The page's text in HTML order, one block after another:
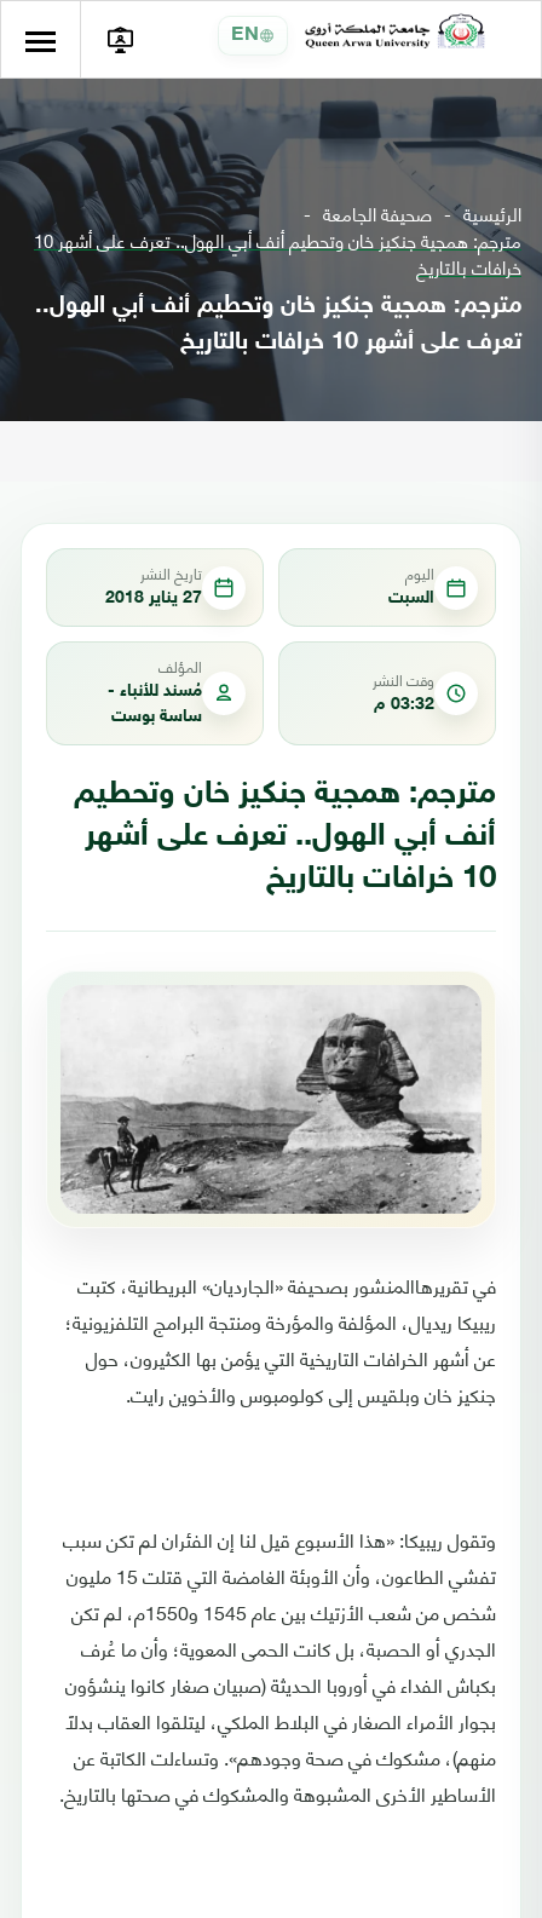
EN
الرئيسية صحيفة الجامعة
مترجم: همجية جنكيز خان وتحطيم أنف أبي الهول.. تعرف على أشهر 10
خرافات بالتاريخ
مترجم: همجية جنكيز خان وتحطيم أنف أبي الهول..
تعرف على أشهر 10 خرافات بالتاريخ
اليوم
السبت
تاريخ النشر
27 يناير 2018
وقت النشر
03:32 م
المؤلف
مُسند للأنباء -
ساسة بوست
مترجم: همجية جنكيز خان وتحطيم
أنف أبي الهول.. تعرف على أشهر
10 خرافات بالتاريخ
في تقريرهاالمنشور بصحيفة «الجارديان» البريطانية، كتبت
ريبيكا ريديال، المؤلفة والمؤرخة ومنتجة البرامج التلفزيونية؛
عن أشهر الخرافات التاريخية التي يؤمن بها الكثيرون، حول
جنكيز خان وبلقيس إلى كولومبوس والأخوين رايت.
وتقول ريبيكا: «هذا الأسبوع قيل لنا إن الفئران لم تكن سبب
تفشي الطاعون، وأن الأوبئة الغامضة التي قتلت 15 مليون
شخص من شعب الأزتيك بين عام 1545 و1550م، لم تكن
الجدري أو الحصبة، بل كانت الحمى المعوية؛ وأن ما عُرف
بكباش الفداء في أوروبا الحديثة (صبيان صغار كانوا ينشؤون
بجوار الأمراء الصغار في البلاط الملكي، ليتلقوا العقاب بدلًا
منهم)، مشكوك في صحة وجودهم». وتساءلت الكاتبة عن
الأساطير الأخرى المشبوهة والمشكوك في صحتها بالتاريخ.